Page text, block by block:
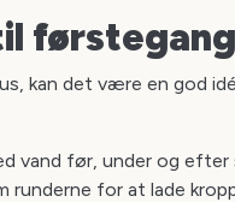
kan det være en god
vand før, under og
runderne for at lade